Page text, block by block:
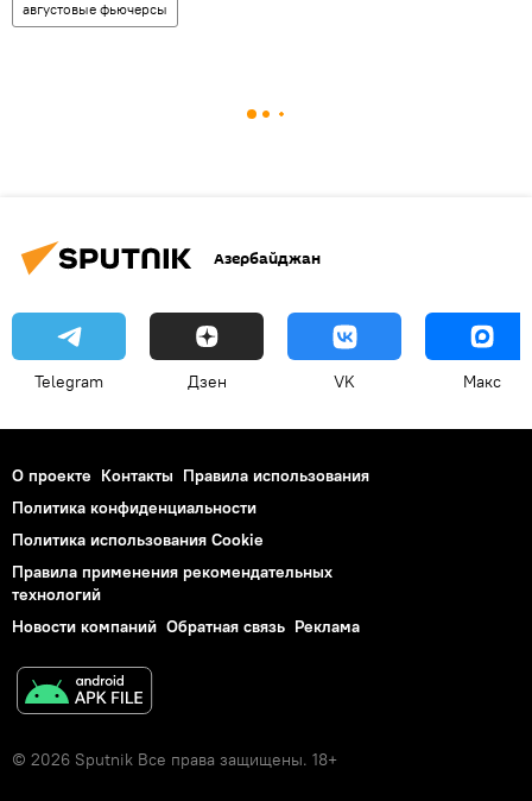
августовые фьючерсы
Азербайджан
Telegram Дзен VK Макс
О проекте Контакты Правила использования
Политика конфиденциальности
Политика использования Cookie
Правила применения рекомендательных
технологий
Новости компаний Обратная связь Реклама
© 2026 Sputnik Все права защищены. 18+